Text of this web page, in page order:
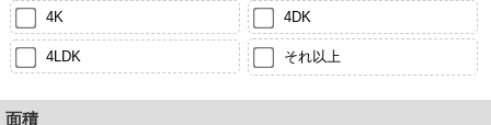
4K 4DK
4LDK それ以上
面積